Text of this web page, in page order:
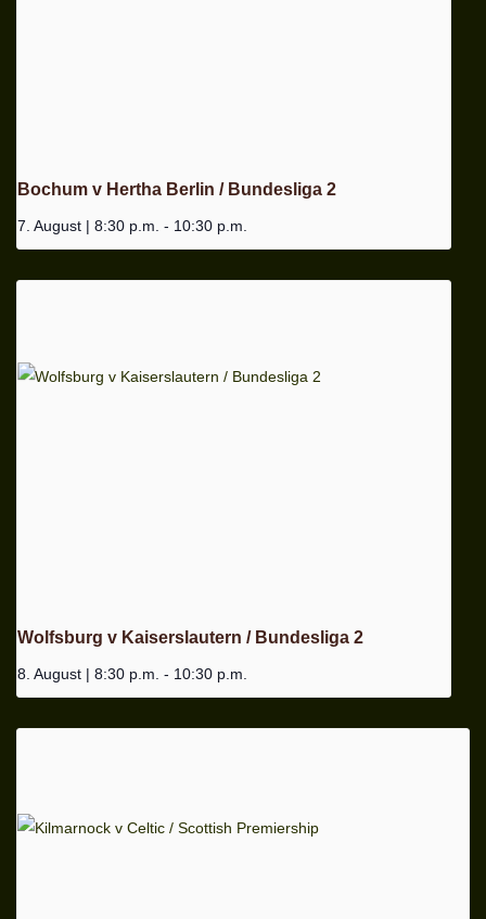
Bochum v Hertha Berlin / Bundesliga 2
7. August | 8:30 p.m. - 10:30 p.m.
Wolfsburg v Kaiserslautern / Bundesliga 2
8. August | 8:30 p.m. - 10:30 p.m.